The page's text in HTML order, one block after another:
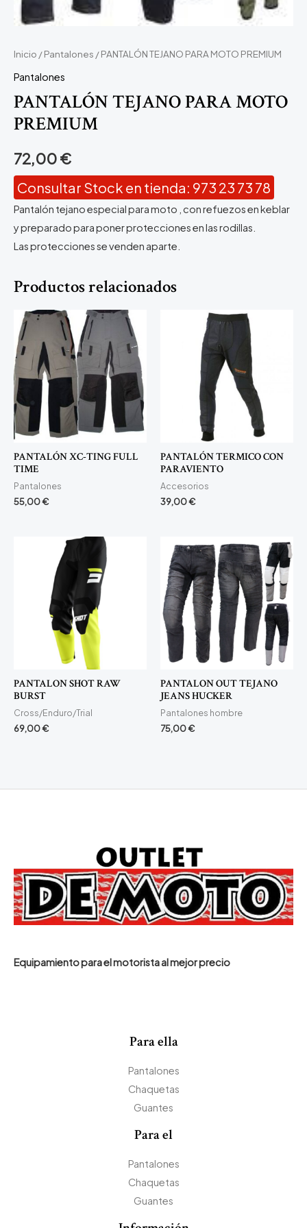
Inicio /Pantalones / PANTALÓN TEJANO PARA MOTO PREMIUM
Pantalones
PANTALÓN TEJANO PARA MOTO
PREMIUM
72,00€
Consultar Stock en tienda: 973 23 73 78
Pantalón tejano especial para moto , con refuezos en keblar
y preparado para poner protecciones en las rodillas.
Las protecciones se venden aparte.
Productos relacionados
PANTALÓN XC-TING FULL
TIME
Pantalones
55,00€
PANTALÓN TERMICO CON
PARAVIENTO
Accesorios
39,00€
PANTALON SHOT RAW
BURST
Cross/Enduro/Trial
69,00€
PANTALON OUT TEJANO
JEANS HUCKER
Pantalones hombre
75,00€
Equipamiento para el motorista al mejor precio
Para ella
Pantalones
Chaquetas
Guantes
Para el
Pantalones
Chaquetas
Guantes